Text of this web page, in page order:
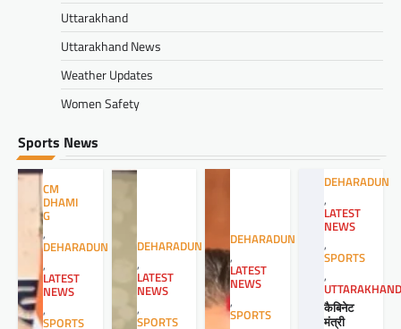
Uttarakhand
Uttarakhand News
Weather Updates
Women Safety
Sports News
CM
DHAMI
G
,
DEHARADUN
,
LATEST
NEWS
,
SPORTS
DEHARADUN
,
LATEST
NEWS
,
SPORTS
DEHARADUN
,
LATEST
NEWS
,
SPORTS
DEHARADUN
,
LATEST
NEWS
,
SPORTS
,
UTTARAKHAND
कैबिनेट
मंत्री